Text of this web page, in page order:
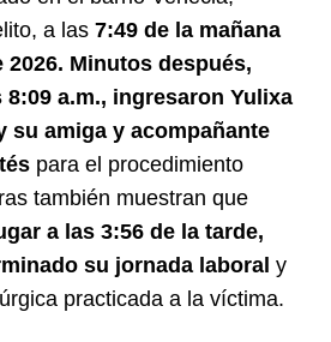
a las 7:49 de la mañana
2026. Minutos después,
8:09 a.m., ingresaron Yulixa
su amiga y acompañante
para el procedimiento
también muestran que
a las 3:56 de la tarde,
su jornada laboral y
practicada a la víctima.